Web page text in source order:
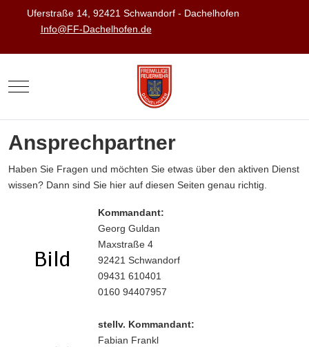
Uferstraße 14, 92421 Schwandorf - Dachelhofen
Info@FF-Dachelhofen.de
Mobile Menu Toggle
Ansprechpartner
Haben Sie Fragen und möchten Sie etwas über den aktiven Dienst
wissen? Dann sind Sie hier auf diesen Seiten genau richtig.
Kommandant:
Georg Guldan
Maxstraße 4
92421 Schwandorf
09431 610401
0160 94407957
stellv. Kommandant:
Fabian Frankl